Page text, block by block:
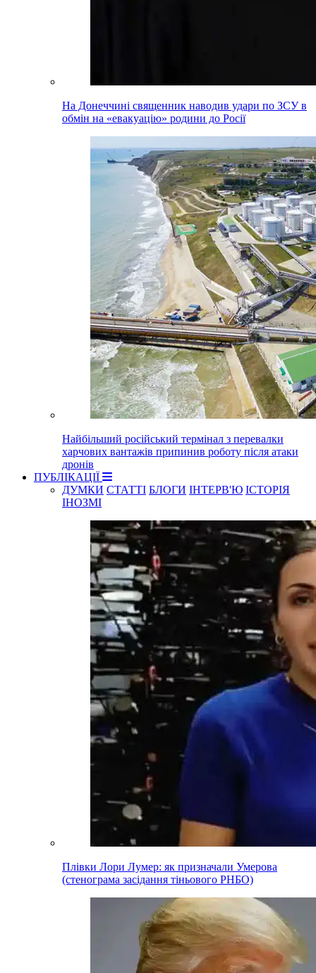
На Донеччині священник наводив удари по ЗСУ в
обмін на «евакуацію» родини до Росії
Найбільший російський термінал з перевалки
харчових вантажів припинив роботу після атаки
дронів
ПУБЛІКАЦІЇ
ДУМКИ СТАТТІ БЛОГИ ІНТЕРВ'Ю ІСТОРІЯ
ІНОЗМІ
Плівки Лори Лумер: як призначали Умерова
(стенограма засідання тіньового РНБО)